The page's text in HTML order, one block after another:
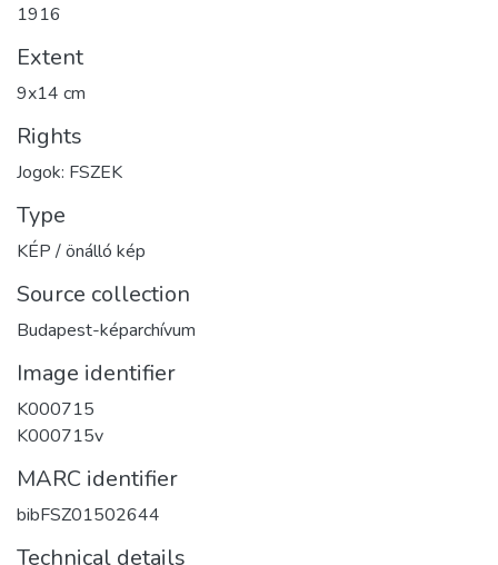
1916
Extent
9x14 cm
Rights
Jogok: FSZEK
Type
KÉP / önálló kép
Source collection
Budapest-képarchívum
Image identifier
K000715
K000715v
MARC identifier
bibFSZ01502644
Technical details